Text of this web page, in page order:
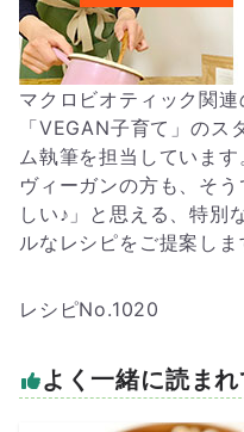
マクロビオティック関
「VEGAN子育て」のス
ム執筆を担当しています
ヴィーガンの方も、そ
しい♪」と思える、特別
ルなレシピをご提案しま
レシピNo.1020
よく一緒に読ま